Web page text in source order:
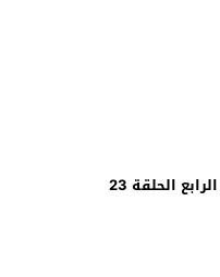
الحلقة 23